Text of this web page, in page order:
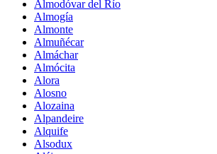
Almodóvar del Río
Almogía
Almonte
Almuñécar
Almáchar
Almócita
Alora
Alosno
Alozaina
Alpandeire
Alquife
Alsodux